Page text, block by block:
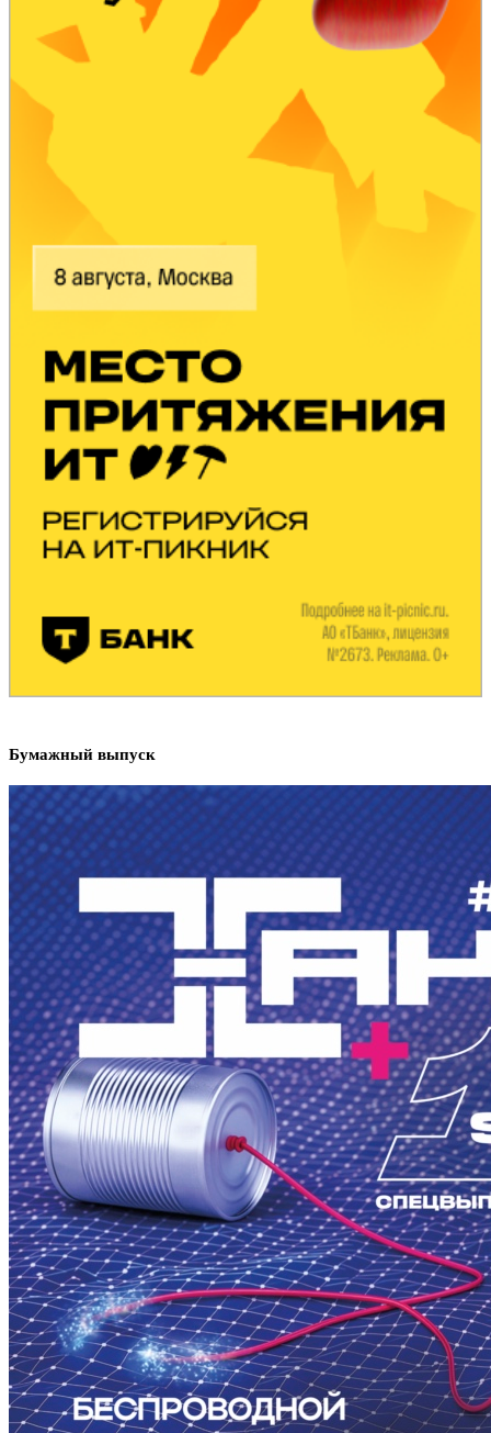
Бумажный выпуск